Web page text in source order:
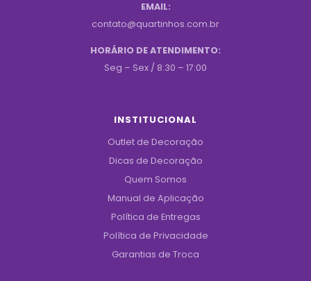
EMAIL:
contato@quartinhos.com.br
HORÁRIO DE ATENDIMENTO:
Seg – Sex / 8:30 – 17:00
INSTITUCIONAL
Outlet de Decoração
Dicas de Decoração
Quem Somos
Manual de Aplicação
Política de Entregas
Política de Privacidade
Garantias de Troca